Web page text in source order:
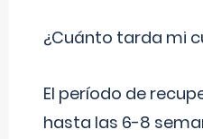
¿Cuánto tarda mi
El período de
hasta las 6-8